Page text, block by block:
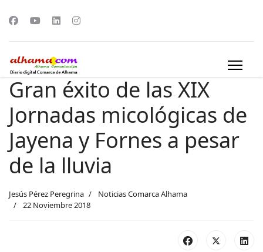
Gran éxito de las XIX
Jornadas micológicas de
Jayena y Fornes a pesar
de la lluvia
Jesús Pérez Peregrina
Noticias Comarca Alhama
22 Noviembre 2018